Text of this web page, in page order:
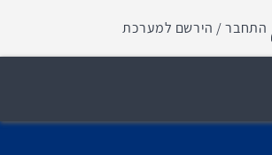
התחבר / הירשם למערכת